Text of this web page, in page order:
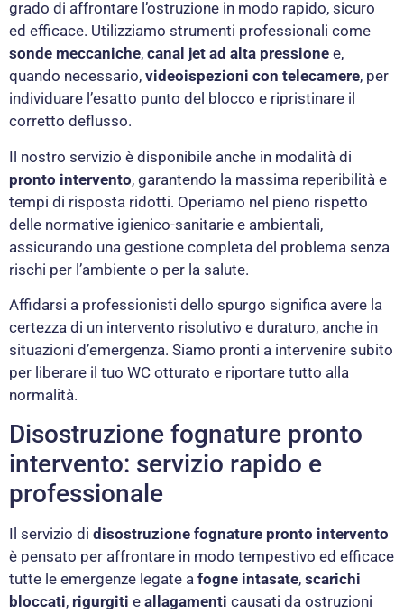
grado di affrontare l’ostruzione in modo rapido, sicuro
ed efficace. Utilizziamo strumenti professionali come
sonde meccaniche, canal jet ad alta pressione e,
quando necessario, videoispezioni con telecamere, per
individuare l’esatto punto del blocco e ripristinare il
corretto deflusso.
Il nostro servizio è disponibile anche in modalità di
pronto intervento, garantendo la massima reperibilità e
tempi di risposta ridotti. Operiamo nel pieno rispetto
delle normative igienico-sanitarie e ambientali,
assicurando una gestione completa del problema senza
rischi per l’ambiente o per la salute.
Affidarsi a professionisti dello spurgo significa avere la
certezza di un intervento risolutivo e duraturo, anche in
situazioni d’emergenza. Siamo pronti a intervenire subito
per liberare il tuo WC otturato e riportare tutto alla
normalità.
Disostruzione fognature pronto
intervento: servizio rapido e
professionale
Il servizio di disostruzione fognature pronto intervento
è pensato per affrontare in modo tempestivo ed efficace
tutte le emergenze legate a fogne intasate, scarichi
bloccati, rigurgiti e allagamenti causati da ostruzioni